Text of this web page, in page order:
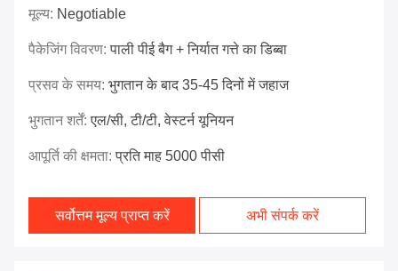
मूल्य: Negotiable
पैकेजिंग विवरण:पाली पीई बैग + निर्यात गत्ते का डिब्बा
प्रसव के समय: भुगतान के बाद 35-45 दिनों में जहाज
भुगतान शर्तें:एल/सी, टी/टी, वेस्टर्न यूनियन
आपूर्ति की क्षमता:प्रति माह 5000 पीसी
सर्वोत्तम मूल्य प्राप्त करें अभी संपर्क करें